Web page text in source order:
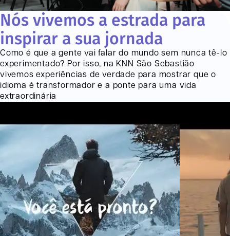
Nós vivemos a estrada para
inspirar a sua jornada
Como é que a gente vai falar do mundo sem nunca tê-lo
experimentado? Por isso, na KNN São Sebastião
vivemos experiências de verdade para mostrar que o
idioma é transformador e a ponte para uma vida
extraordinária